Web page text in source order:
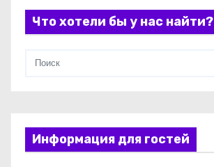
я
м
Что хотели бы у нас найти?
Информация для гостей